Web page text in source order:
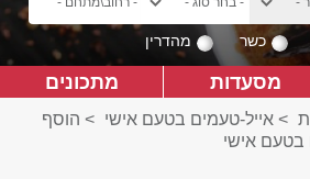
כשר מהדרין
מסעדות מתכונים
> אייל-טעמים בטעם אישי > הוסף
בטעם אישי